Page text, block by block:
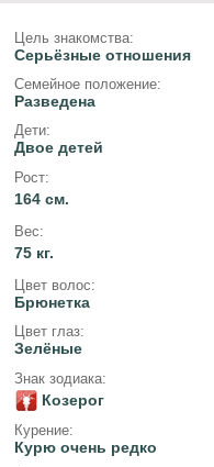
Цель знакомства:
Серьёзные отношения
Семейное положение:
Разведена
Дети:
Двое детей
Рост:
164 см.
Вес:
75 кг.
Цвет волос:
Брюнетка
Цвет глаз:
Зелёные
Знак зодиака:
Козерог
Курение:
Курю очень редко